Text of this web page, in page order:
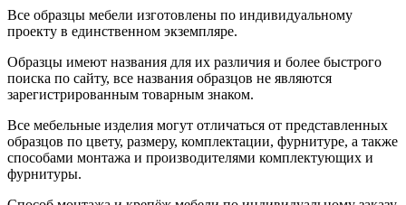
Все образцы мебели изготовлены по индивидуальному
проекту в единственном экземпляре.
Образцы имеют названия для их различия и более быстрого
поиска по сайту, все названия образцов не являются
зарегистрированным товарным знаком.
Все мебельные изделия могут отличаться от представленных
образцов по цвету, размеру, комплектации, фурнитуре, а также
способами монтажа и производителями комплектующих и
фурнитуры.